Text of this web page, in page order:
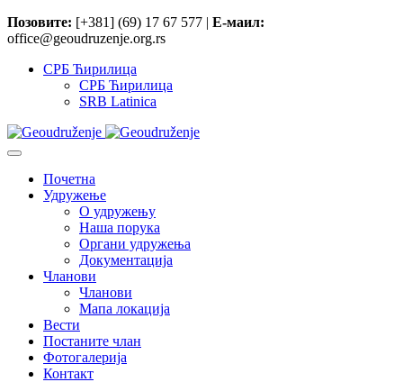
Позовите: [+381] (69) 17 67 577 | Е-маил:
office@geoudruzenje.org.rs
СРБ Ћирилица
СРБ Ћирилица
SRB Latinica
Почетна
Удружење
O удружењу
Наша порука
Органи удружења
Документација
Чланови
Чланови
Мапа локација
Вести
Постаните члан
Фотогалерија
Контакт